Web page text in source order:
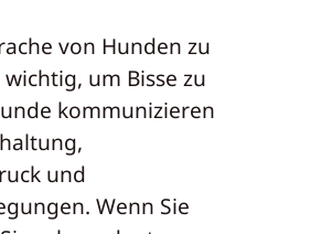
von Hunden zu
um Bisse zu
kommunizieren
und
Wenn Sie